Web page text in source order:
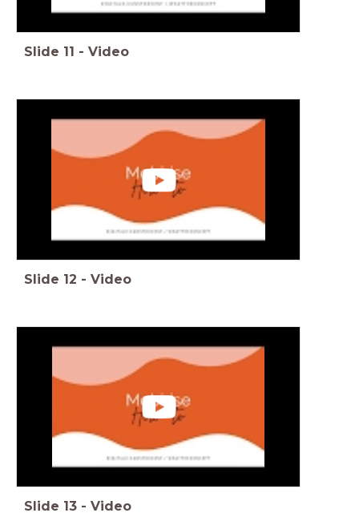
Slide 11 - Video
Slide 12 - Video
Slide 13 - Video